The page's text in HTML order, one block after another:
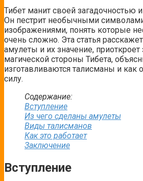
Тибет манит своей загадочностью
Он пестрит необычными
изображениями, понять которые
очень сложно. Эта статья
амулеты и их значение, приоткроет
магической стороны Тибета,
изготавливаются талисманы и как
силу.
Содержание:
Вступление
Из чего сделаны амулеты
Виды талисманов
Как это работает
Заключение
Вступление